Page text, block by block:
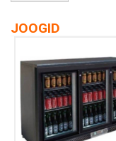
JOOGID